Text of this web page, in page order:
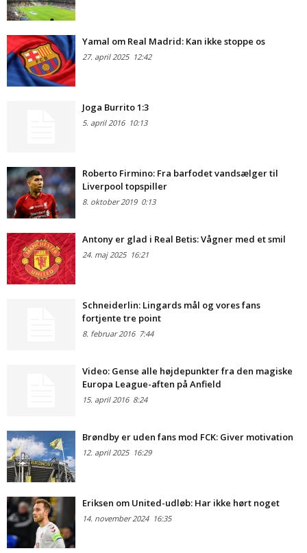
Yamal om Real Madrid: Kan ikke stoppe os
27. april 202512:42
Joga Burrito 1:3
5. april 201610:13
Roberto Firmino: Fra barfodet vandsælger til
Liverpool topspiller
8. oktober 20190:13
Antony er glad i Real Betis: Vågner med et smil
24. maj 202516:21
Schneiderlin: Lingards mål og vores fans
fortjente tre point
8. februar 20167:44
Video: Gense alle højdepunkter fra den magiske
Europa League-aften på Anfield
15. april 20168:24
Brøndby er uden fans mod FCK: Giver motivation
12. april 202516:29
Eriksen om United-udløb: Har ikke hørt noget
14. november 202416:35